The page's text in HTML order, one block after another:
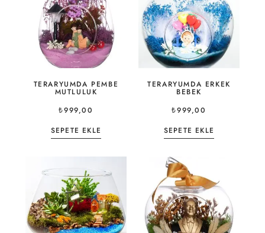
TERARYUMDA PEMBE
MUTLULUK
₺999,00
SEPETE EKLE
TERARYUMDA ERKEK
BEBEK
₺999,00
SEPETE EKLE